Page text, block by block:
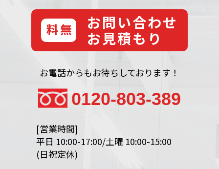
無料
お問い合わせ
お見積もり
お電話からもお待ちしております！
0120-803-389
[営業時間]
平日 10:00-17:00/土曜 10:00-15:00
(日祝定休)